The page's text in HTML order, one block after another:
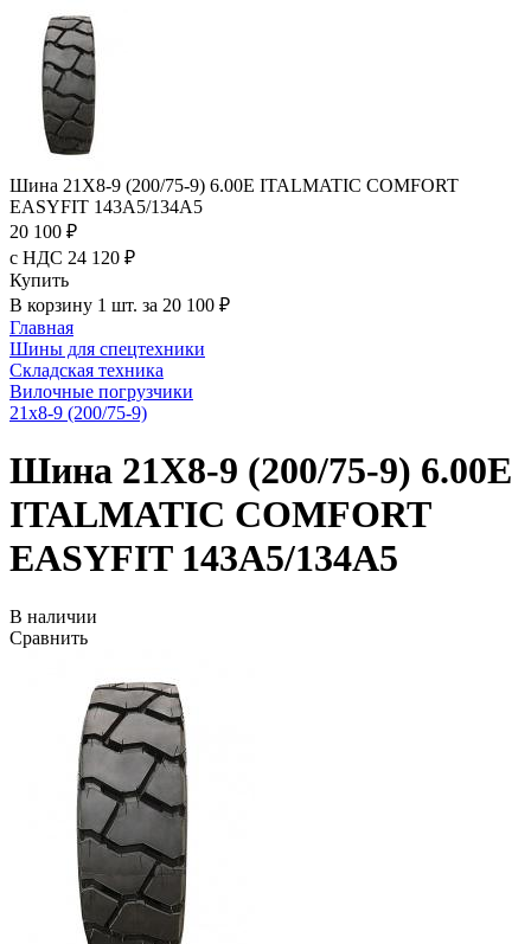
Шина 21X8-9 (200/75-9) 6.00E ITALMATIC COMFORT
EASYFIT 143A5/134A5
20 100 ₽
с НДС 24 120 ₽
Купить
В корзину 1 шт. за 20 100 ₽
Главная
Шины для спецтехники
Складская техника
Вилочные погрузчики
21x8-9 (200/75-9)
Шина 21X8-9 (200/75-9) 6.00E
ITALMATIC COMFORT
EASYFIT 143A5/134A5
В наличии
Сравнить